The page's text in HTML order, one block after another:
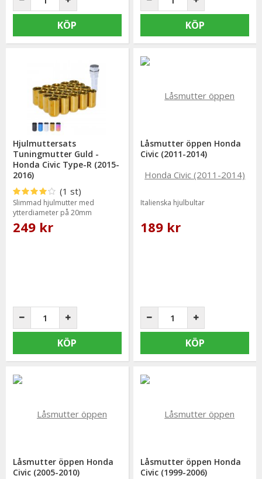
KÖP KÖP
Hjulmuttersats
Tuningmutter Guld -
Honda Civic Type-R (2015-
2016)
(1 st)
Slimmad hjulmutter med
ytterdiameter på 20mm
249 kr
KÖP
Låsmutter öppen Honda
Civic (2011-2014)
Italienska hjulbultar
189 kr
KÖP
Låsmutter öppen Honda
Civic (2005-2010)
Låsmutter öppen Honda
Civic (1999-2006)